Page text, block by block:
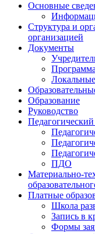
Основные
Структура и
организацией
Документы
Образование
Руководство
Педагогический
ПДО
Материально-
Платные
Школа
Запись в
Формы